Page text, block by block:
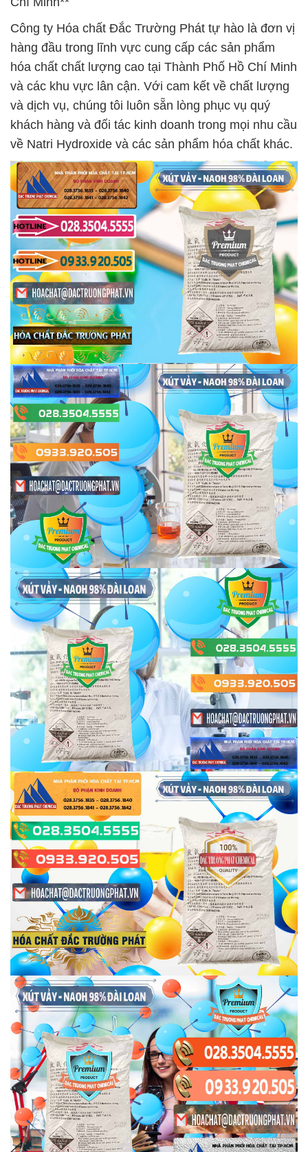
Công ty Hóa chất Đắc Trường Phát tự hào là đơn vị
hàng đầu trong lĩnh vực cung cấp các sản phẩm
hóa chất chất lượng cao tại Thành Phố Hồ Chí Minh
và các khu vực lân cận. Với cam kết về chất lượng
và dịch vụ, chúng tôi luôn sẵn lòng phục vụ quý
khách hàng và đối tác kinh doanh trong mọi nhu cầu
về Natri Hydroxide và các sản phẩm hóa chất khác.